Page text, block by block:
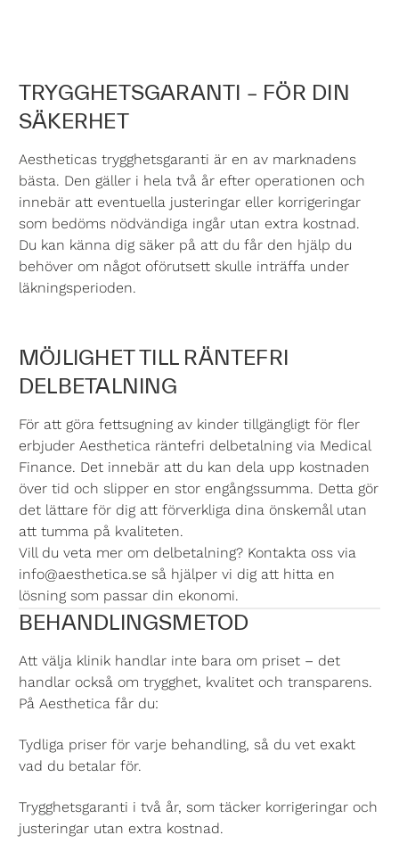
TRYGGHETSGARANTI – FÖR DIN
SÄKERHET
Aestheticas trygghetsgaranti är en av marknadens
bästa. Den gäller i hela två år efter operationen och
innebär att eventuella justeringar eller korrigeringar
som bedöms nödvändiga ingår utan extra kostnad.
Du kan känna dig säker på att du får den hjälp du
behöver om något oförutsett skulle inträffa under
läkningsperioden.
MÖJLIGHET TILL RÄNTEFRI
DELBETALNING
För att göra fettsugning av kinder tillgängligt för fler
erbjuder Aesthetica räntefri delbetalning via Medical
Finance. Det innebär att du kan dela upp kostnaden
över tid och slipper en stor engångssumma. Detta gör
det lättare för dig att förverkliga dina önskemål utan
att tumma på kvaliteten.
Vill du veta mer om delbetalning? Kontakta oss via
info@aesthetica.se så hjälper vi dig att hitta en
lösning som passar din ekonomi.
BEHANDLINGSMETOD
Att välja klinik handlar inte bara om priset – det
handlar också om trygghet, kvalitet och transparens.
På Aesthetica får du:
Tydliga priser för varje behandling, så du vet exakt
vad du betalar för.
Trygghetsgaranti i två år, som täcker korrigeringar och
justeringar utan extra kostnad.